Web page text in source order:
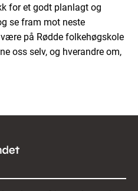
for et godt planlagt og
se fram mot neste
på Rødde folkehøgskole
oss selv, og hverandre om,